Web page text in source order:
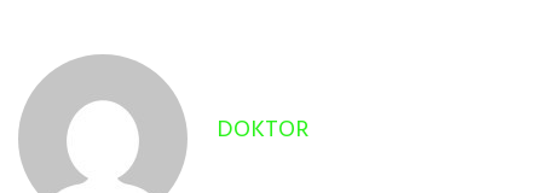
DOKTOR